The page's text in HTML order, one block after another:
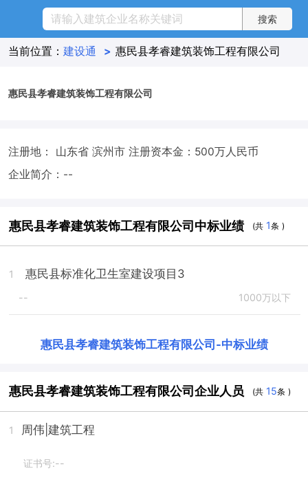
当前位置： 建设通 > 惠民县孝睿建筑装饰工程有限公司
惠民县孝睿建筑装饰工程有限公司
注册地： 山东省 滨州市 注册资本金：500万人民币
企业简介：--
惠民县孝睿建筑装饰工程有限公司中标业绩 (共 1条 )
1 惠民县标准化卫生室建设项目3
-- 1000万以下
惠民县孝睿建筑装饰工程有限公司 -中标业绩
惠民县孝睿建筑装饰工程有限公司企业人员 (共 15条 )
1 周伟 |建筑工程
证书号:--